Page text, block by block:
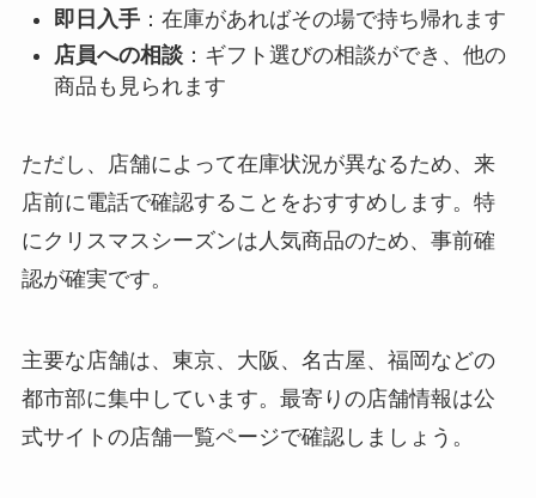
即日入手：在庫があればその場で持ち帰れます
店員への相談：ギフト選びの相談ができ、他の
商品も見られます
ただし、店舗によって在庫状況が異なるため、来
店前に電話で確認することをおすすめします。特
にクリスマスシーズンは人気商品のため、事前確
認が確実です。
主要な店舗は、東京、大阪、名古屋、福岡などの
都市部に集中しています。最寄りの店舗情報は公
式サイトの店舗一覧ページで確認しましょう。